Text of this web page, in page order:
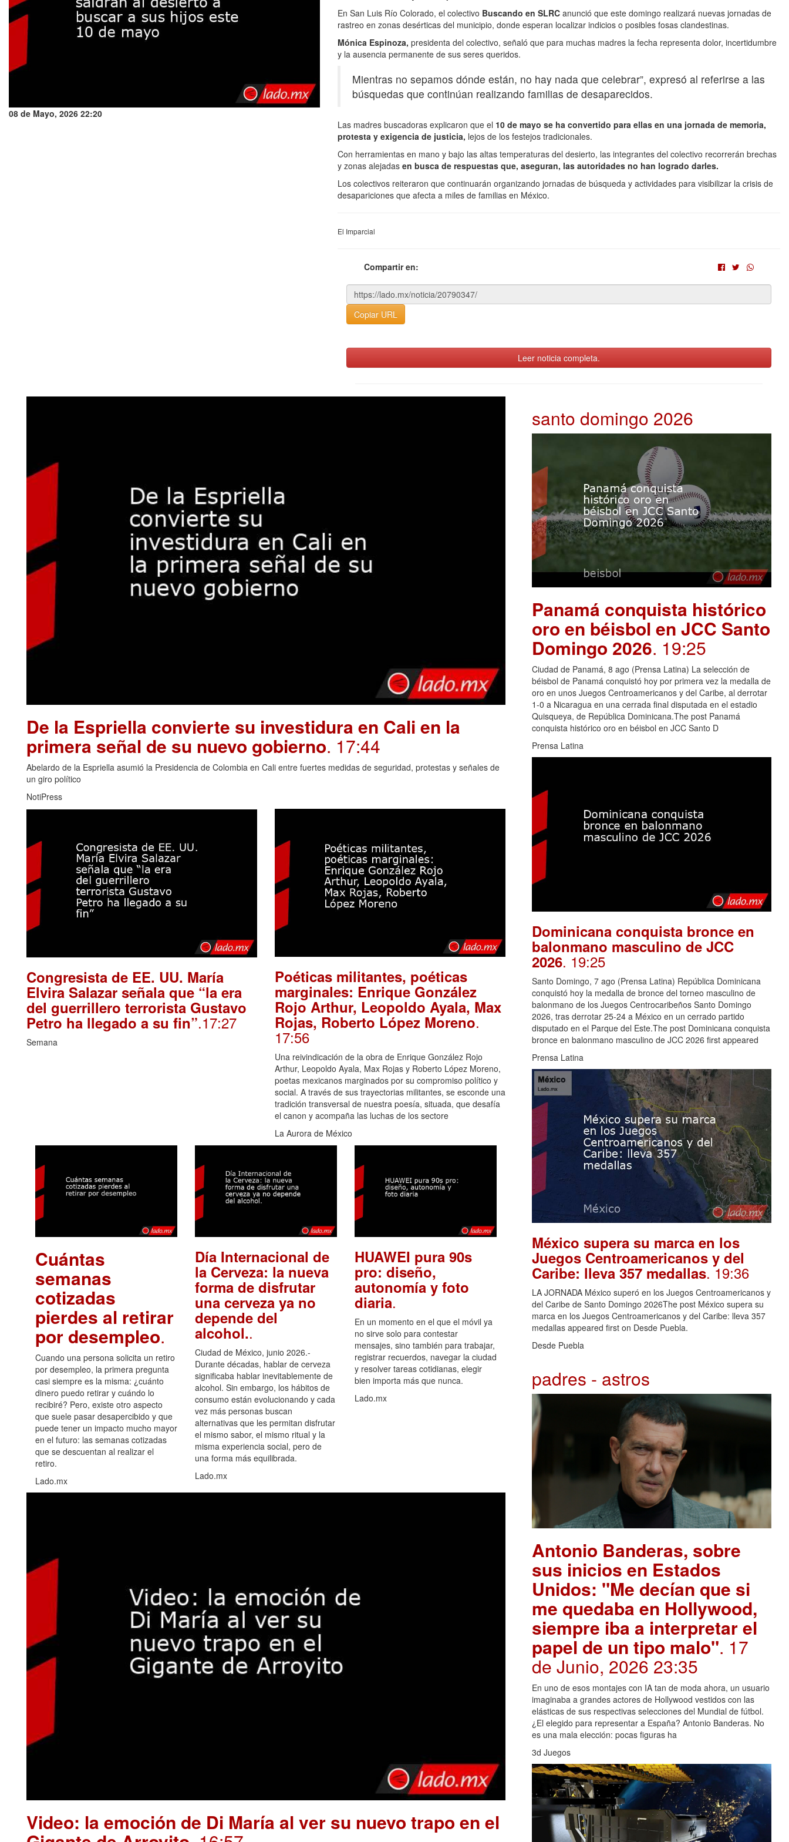
08 de Mayo, 2026 22:20
En San Luis Río Colorado, el colectivo Buscando en SLRC anunció que este domingo realizará nuevas jornadas de
rastreo en zonas desérticas del municipio, donde esperan localizar indicios o posibles fosas clandestinas.
Mónica Espinoza, presidenta del colectivo, señaló que para muchas madres la fecha representa dolor, incertidumbre
y la ausencia permanente de sus seres queridos.
Mientras no sepamos dónde están, no hay nada que celebrar”, expresó al referirse a las
búsquedas que continúan realizando familias de desaparecidos.
Las madres buscadoras explicaron que el 10 de mayo se ha convertido para ellas en una jornada de memoria,
protesta y exigencia de justicia, lejos de los festejos tradicionales.
Con herramientas en mano y bajo las altas temperaturas del desierto, las integrantes del colectivo recorrerán brechas
y zonas alejadas en busca de respuestas que, aseguran, las autoridades no han logrado darles.
Los colectivos reiteraron que continuarán organizando jornadas de búsqueda y actividades para visibilizar la crisis de
desapariciones que afecta a miles de familias en México.
El Imparcial
Compartir en:
Copiar URL
Leer noticia completa.
De la Espriella convierte su investidura en Cali en la
primera señal de su nuevo gobierno. 17:44
Abelardo de la Espriella asumió la Presidencia de Colombia en Cali entre fuertes medidas de seguridad, protestas y señales de
un giro político
NotiPress
Congresista de EE. UU. María
Elvira Salazar señala que “la era
del guerrillero terrorista Gustavo
Petro ha llegado a su fin”.17:27
Semana
Poéticas militantes, poéticas
marginales: Enrique González
Rojo Arthur, Leopoldo Ayala, Max
Rojas, Roberto López Moreno.
17:56
Una reivindicación de la obra de Enrique González Rojo
Arthur, Leopoldo Ayala, Max Rojas y Roberto López Moreno,
poetas mexicanos marginados por su compromiso político y
social. A través de sus trayectorias militantes, se esconde una
tradición transversal de nuestra poesía, situada, que desafía
el canon y acompaña las luchas de los sectore
La Aurora de México
Cuántas
semanas
cotizadas
pierdes al retirar
por desempleo.
Cuando una persona solicita un retiro
por desempleo, la primera pregunta
casi siempre es la misma: ¿cuánto
dinero puedo retirar y cuándo lo
recibiré? Pero, existe otro aspecto
que suele pasar desapercibido y que
puede tener un impacto mucho mayor
en el futuro: las semanas cotizadas
que se descuentan al realizar el
retiro.
Lado.mx
Día Internacional de
la Cerveza: la nueva
forma de disfrutar
una cerveza ya no
depende del
alcohol..
Ciudad de México, junio 2026.-
Durante décadas, hablar de cerveza
significaba hablar inevitablemente de
alcohol. Sin embargo, los hábitos de
consumo están evolucionando y cada
vez más personas buscan
alternativas que les permitan disfrutar
el mismo sabor, el mismo ritual y la
misma experiencia social, pero de
una forma más equilibrada.
Lado.mx
HUAWEI pura 90s
pro: diseño,
autonomía y foto
diaria.
En un momento en el que el móvil ya
no sirve solo para contestar
mensajes, sino también para trabajar,
registrar recuerdos, navegar la ciudad
y resolver tareas cotidianas, elegir
bien importa más que nunca.
Lado.mx
Video: la emoción de Di María al ver su nuevo trapo en el
santo domingo 2026
Panamá conquista histórico
oro en béisbol en JCC Santo
Domingo 2026. 19:25
Ciudad de Panamá, 8 ago (Prensa Latina) La selección de
béisbol de Panamá conquistó hoy por primera vez la medalla de
oro en unos Juegos Centroamericanos y del Caribe, al derrotar
1-0 a Nicaragua en una cerrada final disputada en el estadio
Quisqueya, de República Dominicana.The post Panamá
conquista histórico oro en béisbol en JCC Santo D
Prensa Latina
Dominicana conquista bronce en
balonmano masculino de JCC
2026. 19:25
Santo Domingo, 7 ago (Prensa Latina) República Dominicana
conquistó hoy la medalla de bronce del torneo masculino de
balonmano de los Juegos Centrocaribeños Santo Domingo
2026, tras derrotar 25-24 a México en un cerrado partido
disputado en el Parque del Este.The post Dominicana conquista
bronce en balonmano masculino de JCC 2026 first appeared
Prensa Latina
México supera su marca en los
Juegos Centroamericanos y del
Caribe: lleva 357 medallas. 19:36
LA JORNADA México superó en los Juegos Centroamericanos y
del Caribe de Santo Domingo 2026The post México supera su
marca en los Juegos Centroamericanos y del Caribe: lleva 357
medallas appeared first on Desde Puebla.
Desde Puebla
padres - astros
Antonio Banderas, sobre
sus inicios en Estados
Unidos: "Me decían que si
me quedaba en Hollywood,
siempre iba a interpretar el
papel de un tipo malo". 17
de Junio, 2026 23:35
En uno de esos montajes con IA tan de moda ahora, un usuario
imaginaba a grandes actores de Hollywood vestidos con las
elásticas de sus respectivas selecciones del Mundial de fútbol.
¿El elegido para representar a España? Antonio Banderas. No
es una mala elección: pocas figuras ha
3d Juegos